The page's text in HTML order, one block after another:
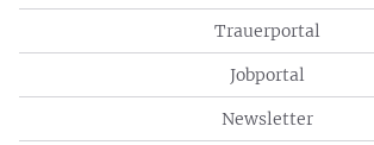
Trauerportal
Jobportal
Newsletter